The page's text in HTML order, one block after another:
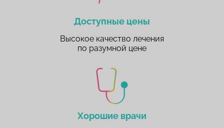
Доступные цены
Высокое качество лечения
по разумной цене
Хорошие врачи